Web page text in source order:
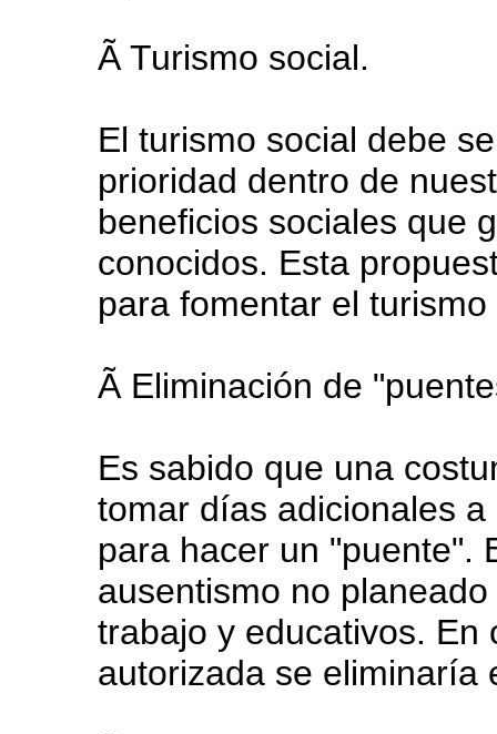
Ã Turismo social.
El turismo social debe
prioridad dentro de
beneficios sociales que
conocidos. Esta
para fomentar el turismo
Ã Eliminación de
Es sabido que una
tomar días adicionales
para hacer un "puente".
ausentismo no
trabajo y educativos. En
autorizada se eliminaría